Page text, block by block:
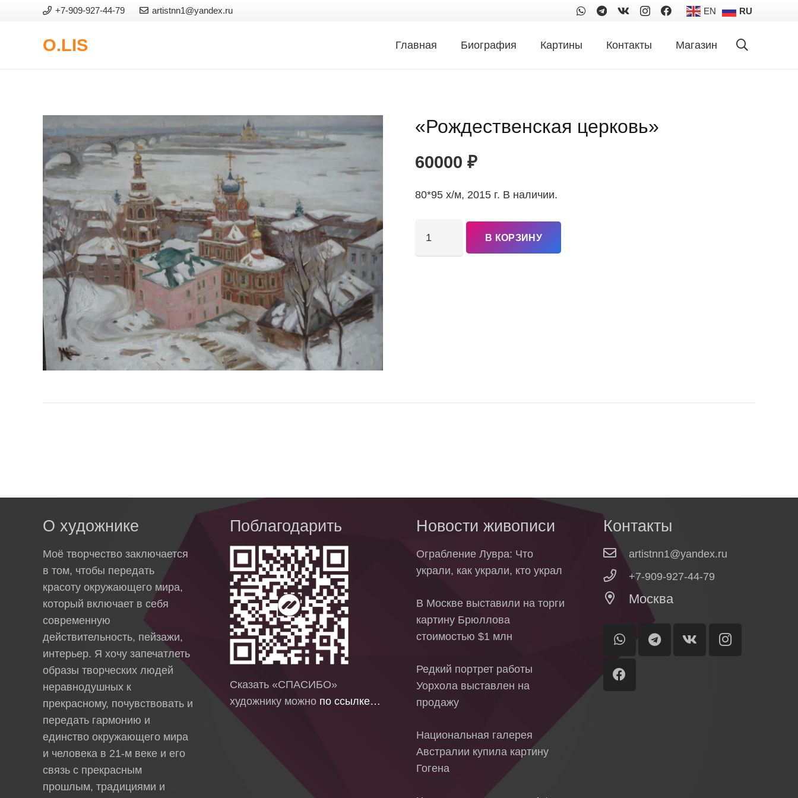
+7-909-927-44-79 artistnn1@yandex.ru EN RU
O.LIS Главная Биография Картины Контакты Магазин
«Рождественская церковь»
60000 ₽
80*95 х/м, 2015 г. В наличии.
Количество
товара
"Рождественская
В КОРЗИНУ
О художнике
Моё творчество заключается
в том, чтобы передать
красоту окружающего мира,
который включает в себя
современную
действительность, пейзажи,
интерьер. Я хочу запечатлеть
образы творческих людей
неравнодушных к
прекрасному, почувствовать и
передать гармонию и
единство окружающего мира
и человека в 21-м веке и его
связь с прекрасным
прошлым, традициями и
Поблагодарить
Сказать «СПАСИБО»
художнику можно по ссылке…
Новости живописи
Ограбление Лувра: Что
украли, как украли, кто украл
В Москве выставили на торги
картину Брюллова
стоимостью $1 млн
Редкий портрет работы
Уорхола выставлен на
продажу
Национальная галерея
Австралии купила картину
Гогена
Контакты
artistnn1@yandex.ru
+7-909-927-44-79
Москва